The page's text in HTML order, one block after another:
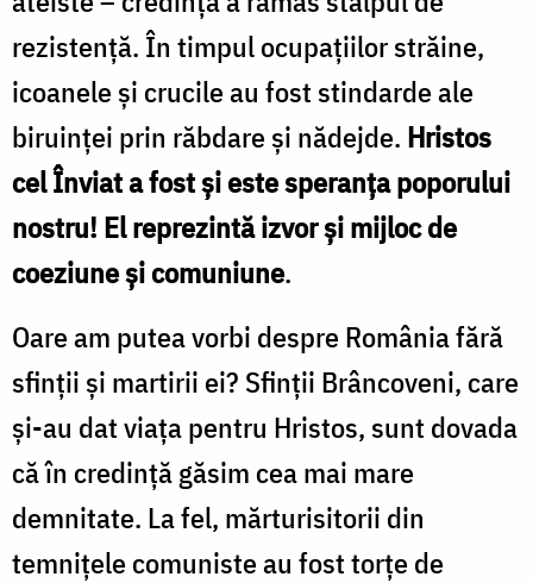
rezistență. În timpul ocupațiilor străine,
icoanele și crucile au fost stindarde ale
biruinței prin răbdare și nădejde. Hristos
cel Înviat a fost și este speranța poporului
nostru! El reprezintă izvor și mijloc de
coeziune și comuniune.
Oare am putea vorbi despre România fără
sfinții și martirii ei? Sfinții Brâncoveni, care
și-au dat viața pentru Hristos, sunt dovada
că în credință găsim cea mai mare
demnitate. La fel, mărturisitorii din
temnițele comuniste au fost torțe de